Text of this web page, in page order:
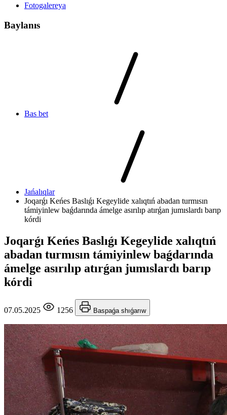
Fotogalereya
Baylanıs
Bas bet
Jańalıqlar
Joqarǵı Keńes Baslıǵı Kegeylide xalıqtıń abadan turmısın
támiyinlew baǵdarında ámelge asırılıp atırǵan jumıslardı barıp
kórdi
Joqarǵı Keńes Baslıǵı Kegeylide xalıqtıń
abadan turmısın támiyinlew baǵdarında
ámelge asırılıp atırǵan jumıslardı barıp
kórdi
07.05.2025 1256 Baspaǵa shıǵarıw